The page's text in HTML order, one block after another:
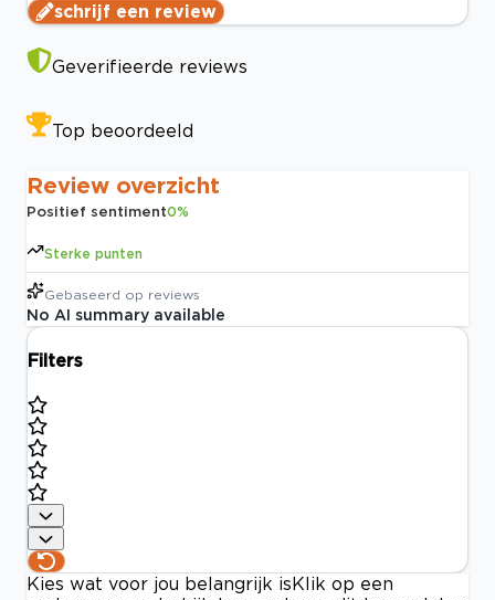
schrijf een review
Geverifieerde reviews
Top beoordeeld
Review overzicht
Positief sentiment0%
Sterke punten
Gebaseerd op reviews
No AI summary available
Filters
Kies wat voor jou belangrijk is Klik op een